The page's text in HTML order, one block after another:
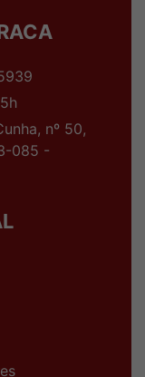
nº 50,
085 -